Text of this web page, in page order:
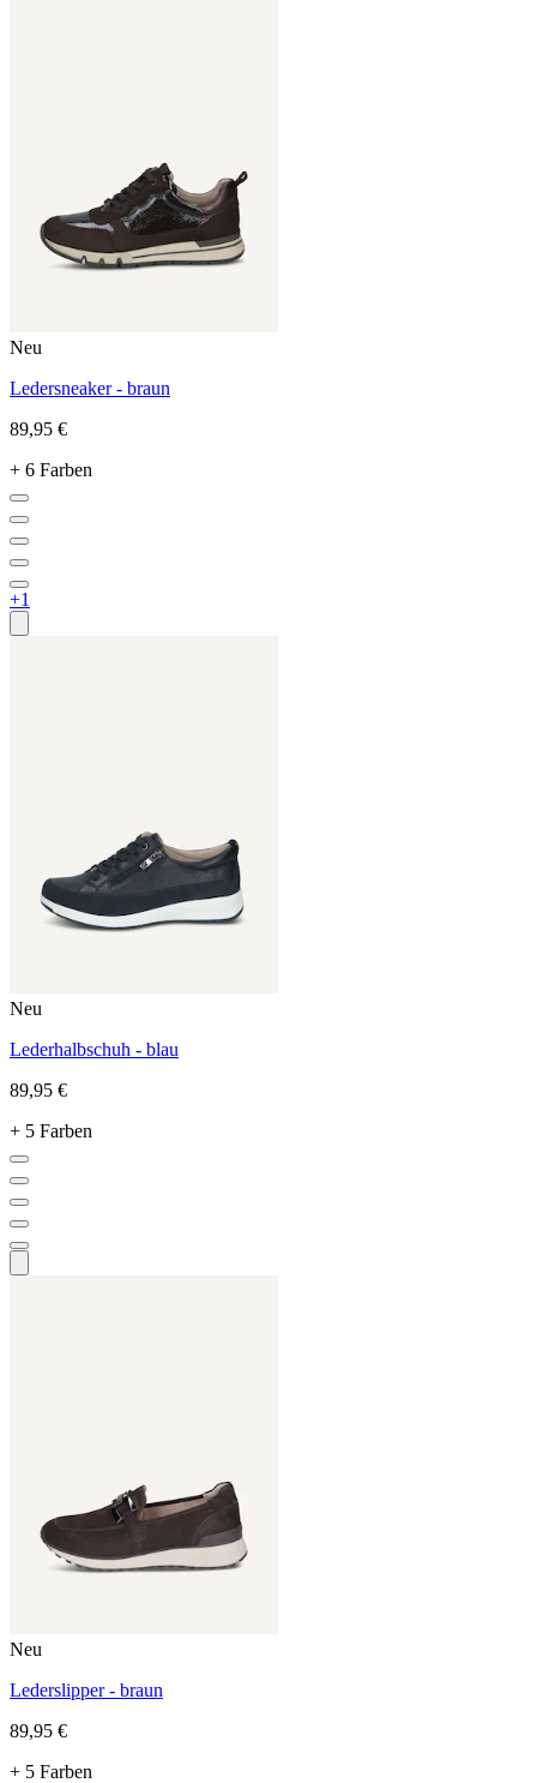
Neu
Ledersneaker - braun
89,95 €
+ 6 Farben
+1
Neu
Lederhalbschuh - blau
89,95 €
+ 5 Farben
Neu
Lederslipper - braun
89,95 €
+ 5 Farben